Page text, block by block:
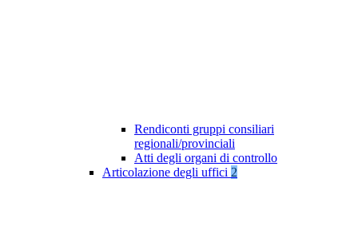
Rendiconti gruppi consiliari
regionali/provinciali
Atti degli organi di controllo
Articolazione degli uffici 2